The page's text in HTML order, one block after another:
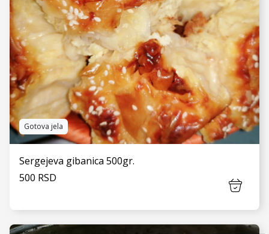
Gotova jela
Sergejeva gibanica 500gr.
500 RSD